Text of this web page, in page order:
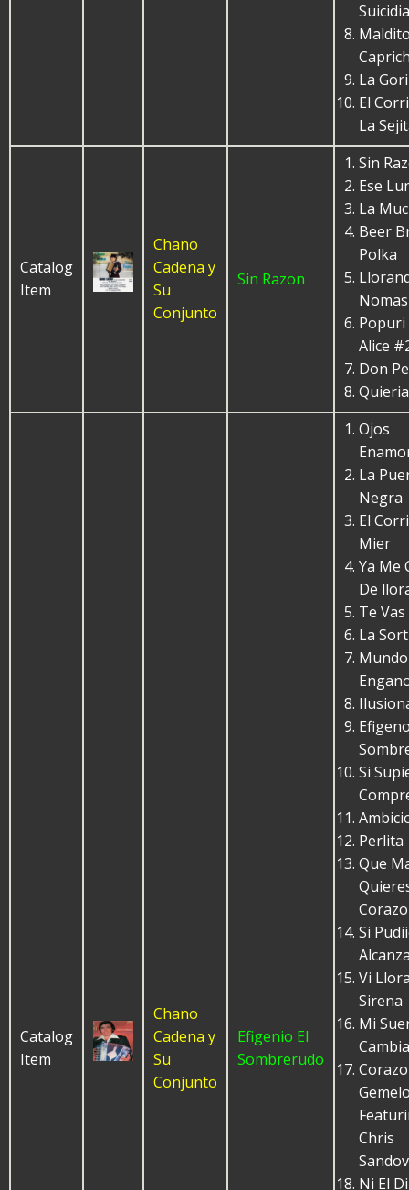
Suicidia
La
El
La
Catalog
Item
Chano
Cadena y
Su
Conjunto
Sin Razon
Sin
Ese
La
Beer
Polka
Nomas
Popuri
Alice
Don
Catalog
Item
Chano
Cadena y
Su
Conjunto
Efigenio El
Sombrerudo
Ojos
La
Negra
El
Mier
Ya Me
De
Te
La
Mundo
Si
Perlita
Que
Si
Vi
Sirena
Mi
Chris
Ni El